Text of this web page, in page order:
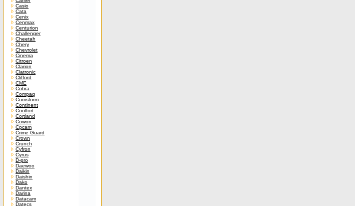
Casio
Cata
Cenix
Cenmax
Centurion
Challenger
Cheetah
Chery
Chevrolet
Cinema
Citroen
Clarion
Clatronic
Clifford
CME
Cobra
Compaq
Comstorm
Continent
Coolfort
Cortland
Cowon
Cpcam
Crime Guard
Crown
Crunch
Cyfron
Cyrus
D-pro
Daewoo
Daikin
Daishin
Dako
Dantex
Darina
Datacam
Datecs